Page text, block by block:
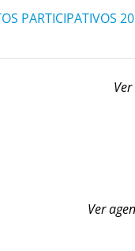
PARTICIPATIVOS
Ver